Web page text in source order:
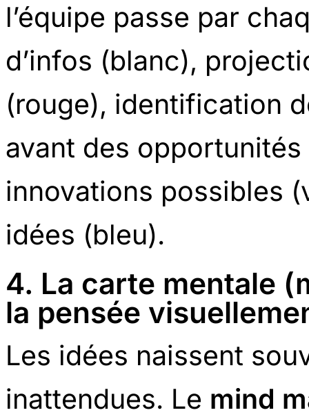
l’équipe passe par
d’infos (blanc),
(rouge), identification
avant des
innovations possibles
idées (bleu).
4. La carte mentale
la pensée
Les idées naissent
inattendues. Le mind